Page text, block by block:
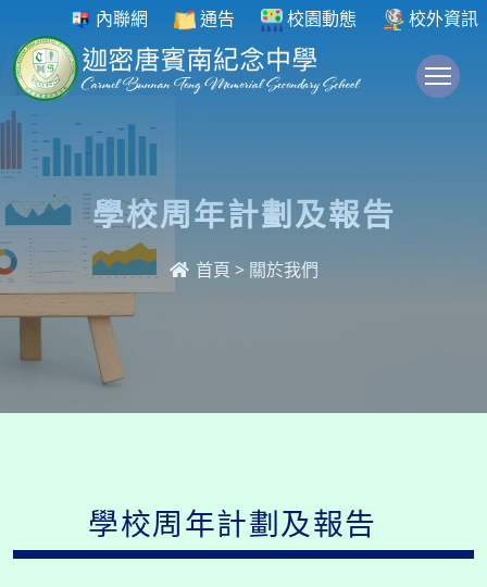
內聯網 通告 校園動態 校外資訊
學校周年計劃及報告
首頁 > 關於我們
學校周年計劃及報告